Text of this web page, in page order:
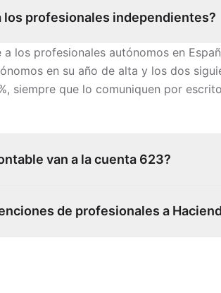
los profesionales independientes?
los profesionales autónomos en
en su año de alta y los dos
siempre que lo comuniquen por
van a la cuenta 623?
de profesionales a